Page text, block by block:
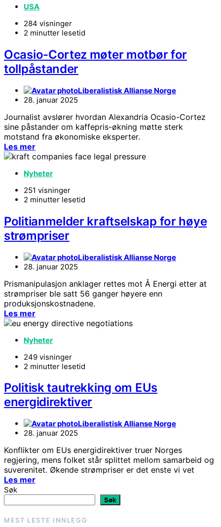
USA
284 visninger
2 minutter lesetid
Ocasio-Cortez møter motbør for
tollpåstander
Liberalistisk Allianse Norge
28. januar 2025
Journalist avslører hvordan Alexandria Ocasio-Cortez
sine påstander om kaffepris-økning møtte sterk
motstand fra økonomiske eksperter.
Les mer
Nyheter
251 visninger
2 minutter lesetid
Politianmelder kraftselskap for høye
strømpriser
Liberalistisk Allianse Norge
28. januar 2025
Prismanipulasjon anklager rettes mot Å Energi etter at
strømpriser ble satt 56 ganger høyere enn
produksjonskostnadene.
Les mer
Nyheter
249 visninger
2 minutter lesetid
Politisk tautrekking om EUs
energidirektiver
Liberalistisk Allianse Norge
28. januar 2025
Konflikter om EUs energidirektiver truer Norges
regjering, mens folket står splittet mellom samarbeid og
suverenitet. Økende strømpriser er det enste vi vet
Les mer
Søk
Søk
MEST LESTE INNLEGG